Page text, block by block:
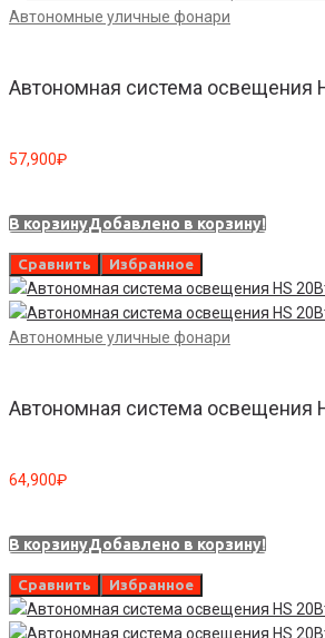
Автономные уличные фонари
Автономная система освещения
57,900₽
В корзинуДобавлено в корзину!
Сравнить Избранное
Автономные уличные фонари
Автономная система освещения
64,900₽
В корзинуДобавлено в корзину!
Сравнить Избранное